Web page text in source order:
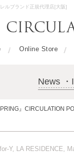
ルブランド正規代理店[大阪]
Online Store
News ・
』CIRCULATION
Y, LA RESIDENCE,